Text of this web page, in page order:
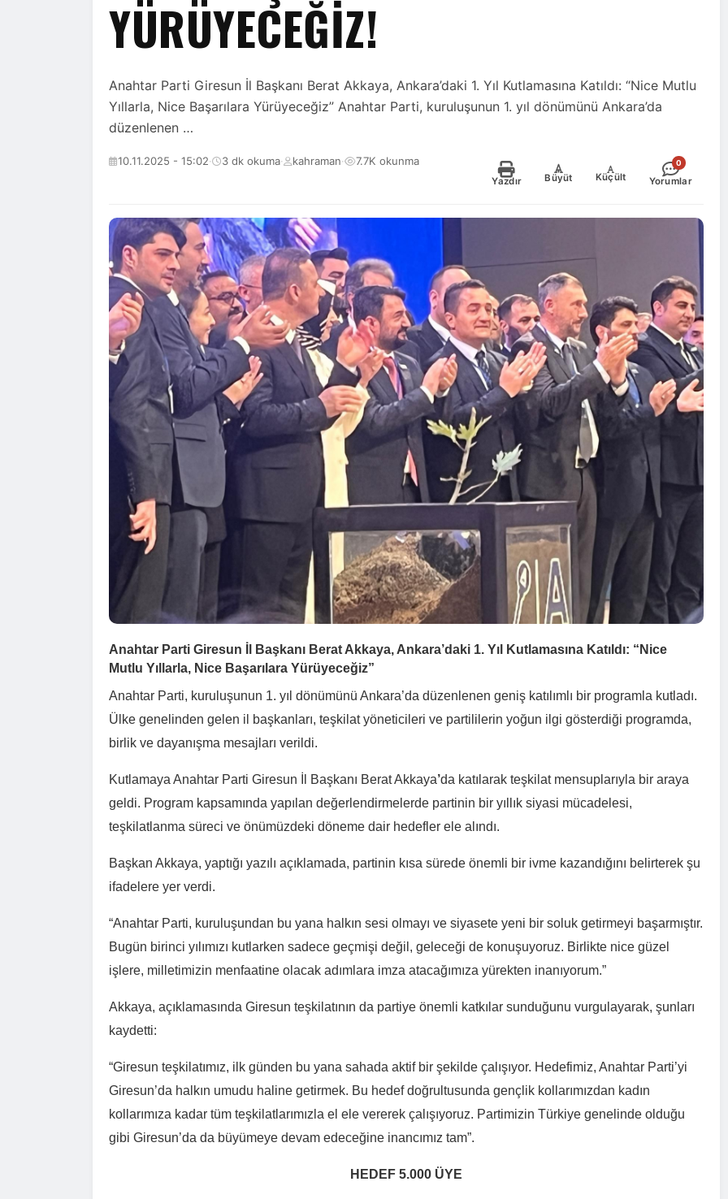
YÜRÜYECEĞİZ!
Anahtar Parti Giresun İl Başkanı Berat Akkaya, Ankara’daki 1. Yıl Kutlamasına Katıldı: “Nice Mutlu
Yıllarla, Nice Başarılara Yürüyeceğiz” Anahtar Parti, kuruluşunun 1. yıl dönümünü Ankara’da
düzenlenen …
10.11.2025 - 15:02· 3 dk okuma· kahraman· 7.7K okunma
Yazdır
+
Büyüt
-
Küçült
0
Yorumlar
Anahtar Parti Giresun İl Başkanı Berat Akkaya, Ankara’daki 1. Yıl Kutlamasına Katıldı: “Nice
Mutlu Yıllarla, Nice Başarılara Yürüyeceğiz”
Anahtar Parti, kuruluşunun 1. yıl dönümünü Ankara’da düzenlenen geniş katılımlı bir programla kutladı.
Ülke genelinden gelen il başkanları, teşkilat yöneticileri ve partililerin yoğun ilgi gösterdiği programda,
birlik ve dayanışma mesajları verildi.
Kutlamaya Anahtar Parti Giresun İl Başkanı Berat Akkaya’da katılarak teşkilat mensuplarıyla bir araya
geldi. Program kapsamında yapılan değerlendirmelerde partinin bir yıllık siyasi mücadelesi,
teşkilatlanma süreci ve önümüzdeki döneme dair hedefler ele alındı.
Başkan Akkaya, yaptığı yazılı açıklamada, partinin kısa sürede önemli bir ivme kazandığını belirterek şu
ifadelere yer verdi.
“Anahtar Parti, kuruluşundan bu yana halkın sesi olmayı ve siyasete yeni bir soluk getirmeyi başarmıştır.
Bugün birinci yılımızı kutlarken sadece geçmişi değil, geleceği de konuşuyoruz. Birlikte nice güzel
işlere, milletimizin menfaatine olacak adımlara imza atacağımıza yürekten inanıyorum.”
Akkaya, açıklamasında Giresun teşkilatının da partiye önemli katkılar sunduğunu vurgulayarak, şunları
kaydetti:
“Giresun teşkilatımız, ilk günden bu yana sahada aktif bir şekilde çalışıyor. Hedefimiz, Anahtar Parti’yi
Giresun’da halkın umudu haline getirmek. Bu hedef doğrultusunda gençlik kollarımızdan kadın
kollarımıza kadar tüm teşkilatlarımızla el ele vererek çalışıyoruz. Partimizin Türkiye genelinde olduğu
gibi Giresun’da da büyümeye devam edeceğine inancımız tam”.
HEDEF 5.000 ÜYE